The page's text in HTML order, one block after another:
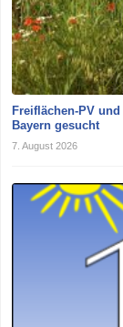
Freiflächen-PV
Bayern gesucht
7. August 2026